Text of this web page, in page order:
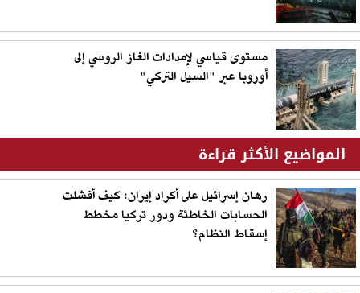
مستوى قياسي لإمدادات الغاز الروسي إلى
أوروبا عبر "السيل التركي"
المواضيع الأكثر قراءة
رهان إسرائيل على أكراد إيران: كيف أفشلت
الحسابات الخاطئة ودور تركيا مخطط
إسقاط النظام؟